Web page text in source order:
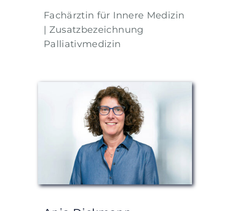
Fachärztin für Innere Medizin
| Zusatzbezeichnung
Palliativmedizin